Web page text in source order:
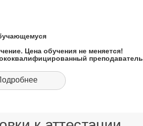
Цена обучения не меняется!
преподаватель